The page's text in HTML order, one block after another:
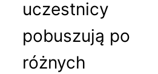
uczestnicy
pobuszują po
różnych